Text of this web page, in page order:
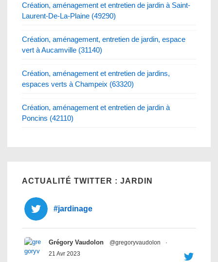
Création, aménagement et entretien de jardin à Saint-
Laurent-De-La-Plaine (49290)
Création, aménagement, entretien de jardin, espace
vert à Aucamville (31140)
Création, aménagement et entretien de jardins,
espaces verts à Champeix (63320)
Création, aménagement et entretien de jardin à
Poncins (42110)
ACTUALITÉ TWITTER : JARDIN
#jardinage
Grégory Vaudolon @gregoryvaudolon
·
21 Avr 2023